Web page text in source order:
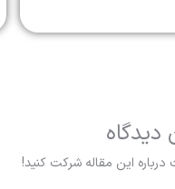
دیدگاه
این مقاله شرکت کنید!